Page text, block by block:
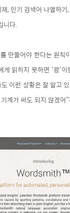
, 인기 검색어 나열하
니다.
만들어야 한다는 원
읽히지 못하면 ‘꽝’
이런 상황은 잘 알고
계가 써도 되지 않겠어